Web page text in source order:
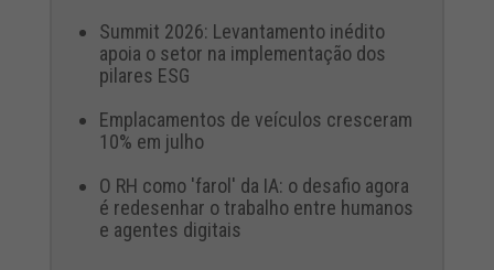
Summit 2026: Levantamento inédito
apoia o setor na implementação dos
pilares ESG
Emplacamentos de veículos cresceram
10% em julho
O RH como 'farol' da IA: o desafio agora
é redesenhar o trabalho entre humanos
e agentes digitais